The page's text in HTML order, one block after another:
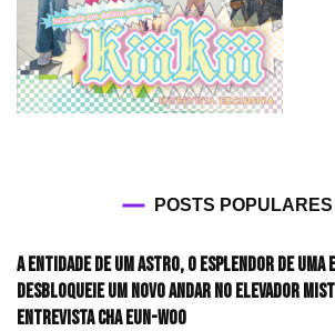
POSTS POPULARES
A entidade de um astro, o esplendor de
desbloqueie um novo andar no elevador
Entrevista CHA EUN-WOO